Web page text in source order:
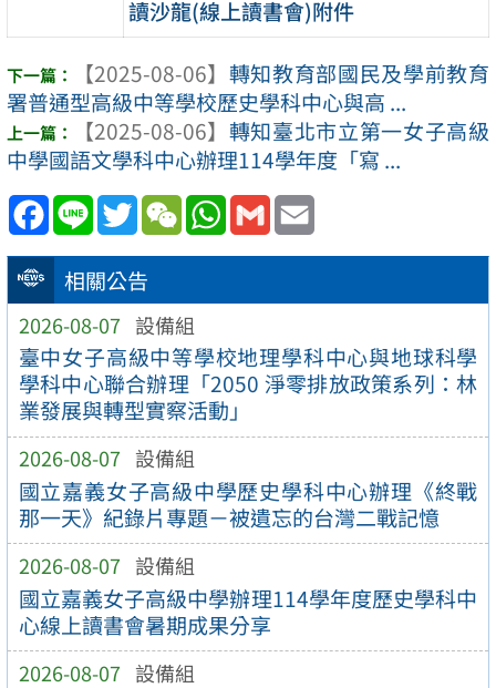
相關公告
2026-08-07 設備組
臺中女子高級中等學校地理學科中心與地球科學
學科中心聯合辦理「2050 淨零排放政策系列：林
業發展與轉型實察活動」
2026-08-07 設備組
國立嘉義女子高級中學歷史學科中心辦理《終戰
那一天》紀錄片專題－被遺忘的台灣二戰記憶
2026-08-07 設備組
國立嘉義女子高級中學辦理114學年度歷史學科中
心線上讀書會暑期成果分享
2026-08-07 設備組
讀沙龍(線上讀書會)附件
【2025-08-06】 轉知教育部國民及學前教育
署普通型高級中等學校歷史學科中心與高 ...
【2025-08-06】 轉知臺北市立第一女子高級
中學國語文學科中心辦理114學年度「寫 ...
Facebook
Line TwitterWeChatWhatsApp
Gmail